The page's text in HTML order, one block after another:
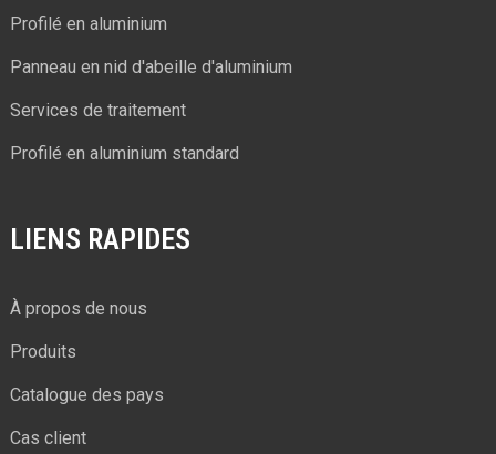
Profilé en aluminium
Panneau en nid d'abeille d'aluminium
Services de traitement
Profilé en aluminium standard
LIENS RAPIDES
À propos de nous
Produits
Catalogue des pays
Cas client